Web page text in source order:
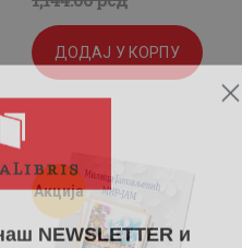
цена
је
1,144.
0
цена
је:
0
0
ДОДАЈ У КОРПУ
Акција
NEWSLETTER и